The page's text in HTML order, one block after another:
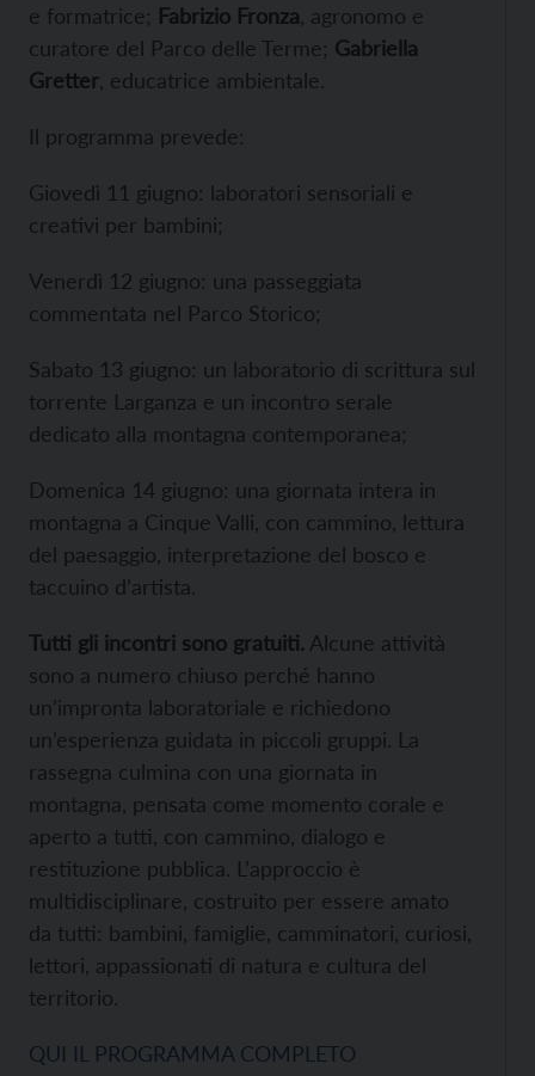
e formatrice; Fabrizio Fronza , agronomo e
curatore del Parco delle Terme; Gabriella
Gretter , educatrice ambientale.
Il programma prevede:
Giovedì 11 giugno: laboratori sensoriali e
creativi per bambini;
Venerdì 12 giugno: una passeggiata
commentata nel Parco Storico;
Sabato 13 giugno: un laboratorio di scrittura sul
torrente Larganza e un incontro serale
dedicato alla montagna contemporanea;
Domenica 14 giugno: una giornata intera in
montagna a Cinque Valli, con cammino, lettura
del paesaggio, interpretazione del bosco e
taccuino d’artista.
Tutti gli incontri sono gratuiti. Alcune attività
sono a numero chiuso perché hanno
un’impronta laboratoriale e richiedono
un’esperienza guidata in piccoli gruppi. La
rassegna culmina con una giornata in
montagna, pensata come momento corale e
aperto a tutti, con cammino, dialogo e
restituzione pubblica. L’approccio è
multidisciplinare, costruito per essere amato
da tutti: bambini, famiglie, camminatori, curiosi,
lettori, appassionati di natura e cultura del
territorio.
QUI IL PROGRAMMA COMPLETO